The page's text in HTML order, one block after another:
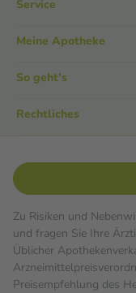
Service
Meine Apotheke
So geht's
Rechtliches
Zu Risiken und
und fragen Sie Ihre
Üblicher
Preisempfehlung des